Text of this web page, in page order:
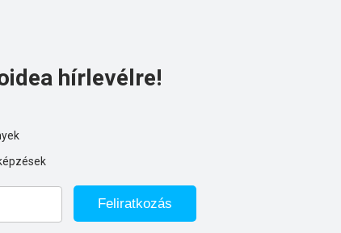
hírlevélre!
Feliratkozás